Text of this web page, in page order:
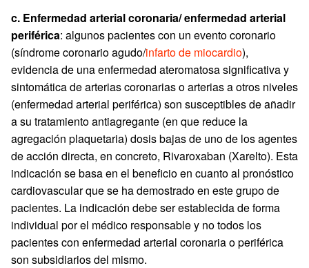
c. Enfermedad arterial coronaria/ enfermedad arterial
periférica: algunos pacientes con un evento coronario
(síndrome coronario agudo/infarto de miocardio),
evidencia de una enfermedad ateromatosa significativa y
sintomática de arterias coronarias o arterias a otros niveles
(enfermedad arterial periférica) son susceptibles de añadir
a su tratamiento antiagregante (en que reduce la
agregación plaquetaria) dosis bajas de uno de los agentes
de acción directa, en concreto, Rivaroxaban (Xarelto). Esta
indicación se basa en el beneficio en cuanto al pronóstico
cardiovascular que se ha demostrado en este grupo de
pacientes. La indicación debe ser establecida de forma
individual por el médico responsable y no todos los
pacientes con enfermedad arterial coronaria o periférica
son subsidiarios del mismo.